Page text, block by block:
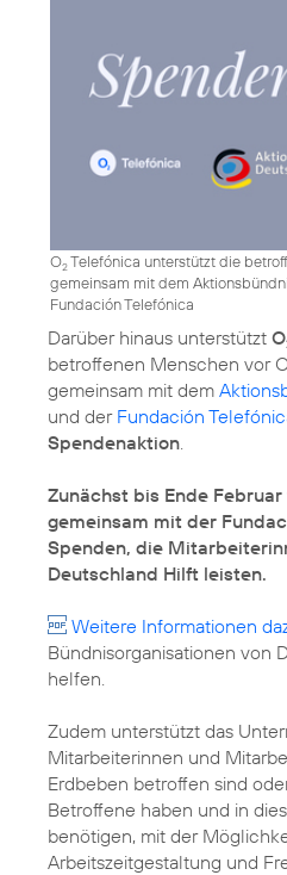
O2Telefónica unterstützt die
gemeinsam mit dem
Fundación Telefónica
Darüber hinaus unterstützt O
betroffenen Menschen vor
gemeinsam mit dem
und der Fundación
Spendenaktion
Zunächst bis Ende
gemeinsam mit der
Spenden, die
Deutschland Hilft leisten.
Weitere Informationen
Bündnisorganisationen von
helfen.
Zudem unterstützt das
Mitarbeiterinnen und
Erdbeben betroffen sind
Betroffene haben und in
benötigen, mit der
Arbeitszeitgestaltung und